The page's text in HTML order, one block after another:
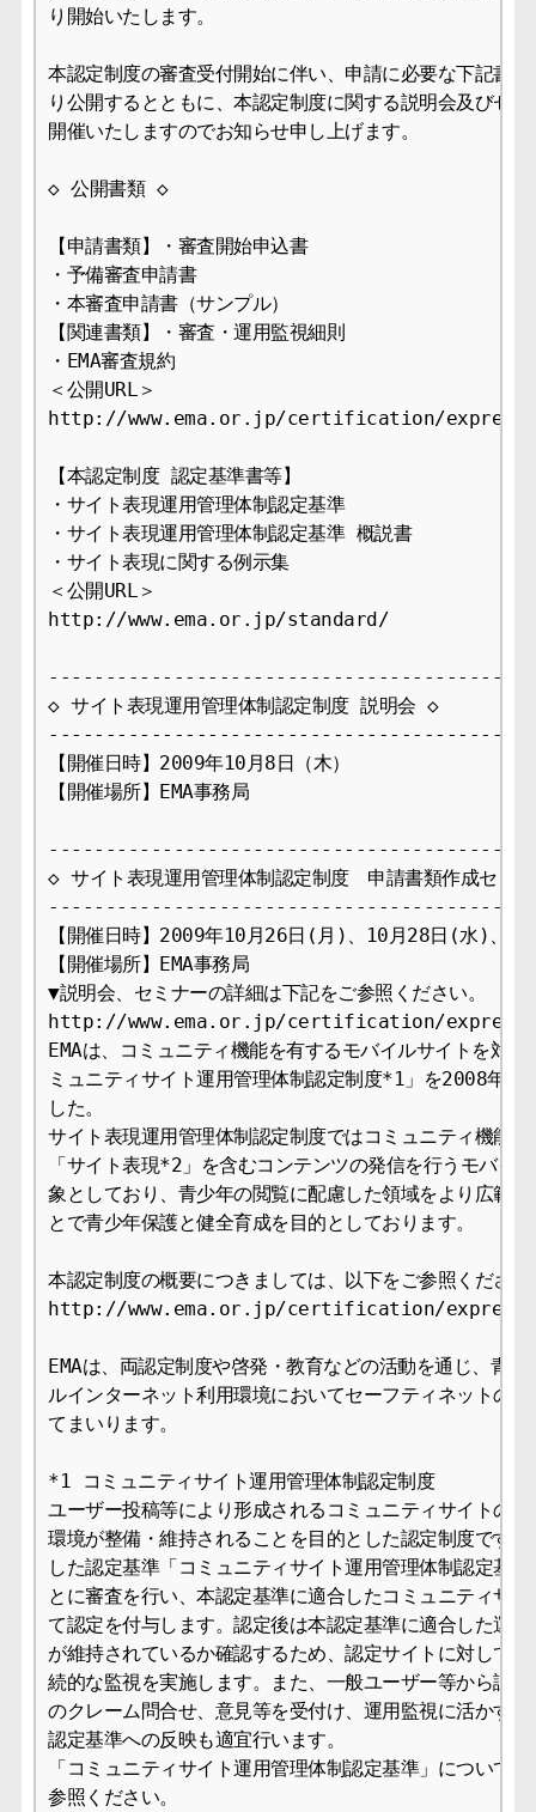
り開始いたします。
本認定制度の審査受付開始に伴い、申請に必要な下記書類
り公開するとともに、本認定制度に関する説明会及びセミ
開催いたしますのでお知らせ申し上げます。
◇ 公開書類 ◇
【申請書類】・審査開始申込書
・予備審査申請書
・本審査申請書（サンプル）
【関連書類】・審査・運用監視細則
・EMA審査規約
＜公開URL＞
http://www.ema.or.jp/certification/
【本認定制度 認定基準書等】
・サイト表現運用管理体制認定基準
・サイト表現運用管理体制認定基準 概説書
・サイト表現に関する例示集
＜公開URL＞
http://www.ema.or.jp/standard/
◇ サイト表現運用管理体制認定制度 説明会 ◇
【開催日時】2009年10月8日（木）
【開催場所】EMA事務局
◇ サイト表現運用管理体制認定制度　申請書類作成セミ
【開催日時】2009年10月26日(月)、10月28日(水)
【開催場所】EMA事務局
▼説明会、セミナーの詳細は下記をご参照ください。
http://www.ema.or.jp/certification/
EMAは、コミュニティ機能を有するモバイルサイトを対象
ミュニティサイト運用管理体制認定制度*1」を2008年7
した。
サイト表現運用管理体制認定制度ではコミュニティ機能を
「サイト表現*2」を含むコンテンツの発信を行うモバイ
象としており、青少年の閲覧に配慮した領域をより広範に
とで青少年保護と健全育成を目的としております。
本認定制度の概要につきましては、以下をご参照ください
http://www.ema.or.jp/certification/
EMAは、両認定制度や啓発・教育などの活動を通じ、青少
ルインターネット利用環境においてセーフティネットの整
てまいります。
*1 コミュニティサイト運用管理体制認定制度
ユーザー投稿等により形成されるコミュニティサイトの健
環境が整備・維持されることを目的とした認定制度です。
した認定基準「コミュニティサイト運用管理体制認定基
とに審査を行い、本認定基準に適合したコミュニティサイ
て認定を付与します。認定後は本認定基準に適合した運用
が維持されているか確認するため、認定サイトに対して定
続的な監視を実施します。また、一般ユーザー等から認定
のクレーム問合せ、意見等を受付け、運用監視に活かすと
認定基準への反映も適宜行います。
「コミュニティサイト運用管理体制認定基準」について
参照ください。